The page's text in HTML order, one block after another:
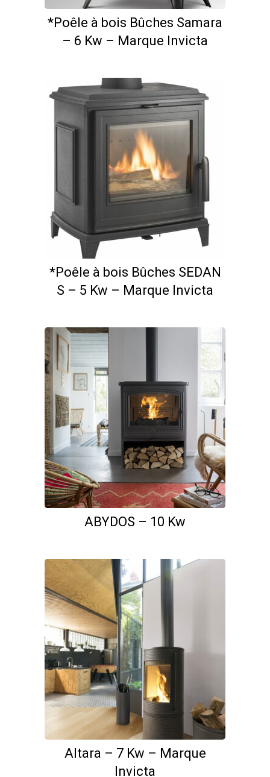
*Poêle à bois Bûches Samara
– 6 Kw – Marque Invicta
*Poêle à bois Bûches SEDAN
S – 5 Kw – Marque Invicta
ABYDOS – 10 Kw
Altara – 7 Kw – Marque
Invicta